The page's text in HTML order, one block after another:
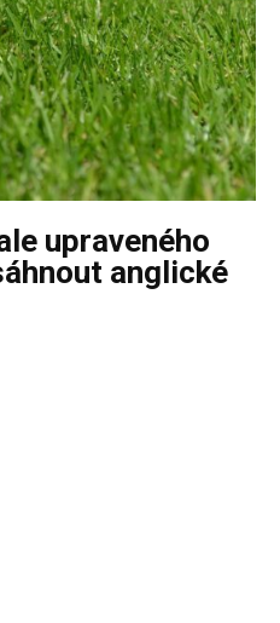
upraveného
anglické